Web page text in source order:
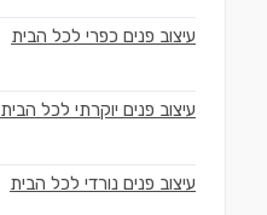
עיצוב פנים כפרי לכל הבית
עיצוב פנים יוקרתי לכל הבית
עיצוב פנים נורדי לכל הבית